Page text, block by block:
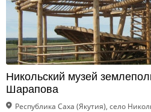
Никольский музей
Шарапова
Республика Саха (Якутия), село